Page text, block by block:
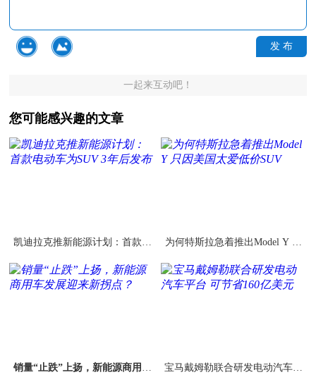
发 布
一起来互动吧！
您可能感兴趣的文章
凯迪拉克推新能源计划：首款电
为何特斯拉急着推出Model Y 只
销量“止跌”上扬，新能源商用车
宝马戴姆勒联合研发电动汽车平